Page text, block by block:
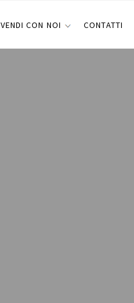
VENDI CON NOI CONTATTI